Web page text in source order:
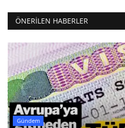
ÖNERILEN HABERLER
Gündem